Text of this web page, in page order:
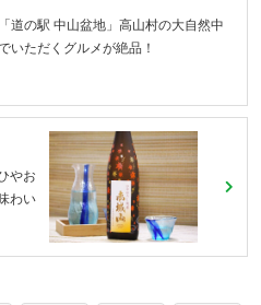
「道の駅 中山盆地」高山村の大自然中
いただくグルメが絶品！
やお
わい